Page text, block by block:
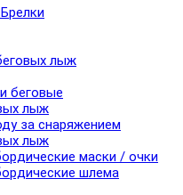
лыж
беговые
лыж
за снаряжением
лыж
маски / очки
шлема